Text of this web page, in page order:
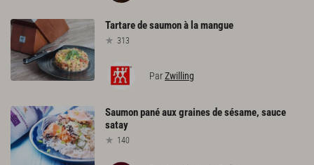
Tartaredesaumonà lamangue
313
ParZwilling
Saumonpanéauxgrainesdesésame, sauce
satay
140